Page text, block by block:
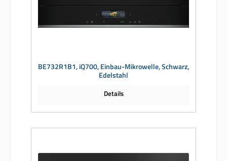
BE732R1B1, iQ700, Einbau-Mikrowelle, Schwarz,
Edelstahl
Details